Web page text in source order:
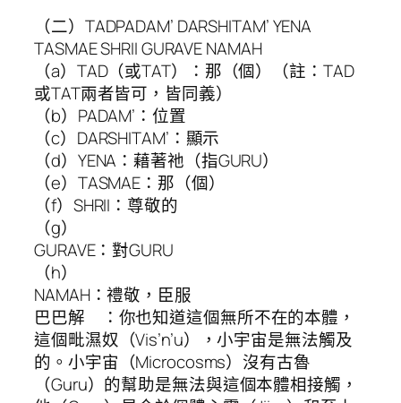
（二）TADPADAM’ DARSHITAM’ YENA
TASMAE SHRII GURAVE NAMAH
（a）TAD（或TAT）：那（個）（註：TAD
或TAT兩者皆可，皆同義）
（b）PADAM’：位置
（c）DARSHITAM’：顯示
（d）YENA：藉著祂（指GURU）
（e）TASMAE：那（個）
（f）SHRII：尊敬的
（g）
GURAVE：對GURU
（h）
NAMAH：禮敬，臣服
巴巴解 ：你也知道這個無所不在的本體，
這個毗濕奴（Vis’n’u），小宇宙是無法觸及
的。小宇宙（Microcosms）沒有古魯
（Guru）的幫助是無法與這個本體相接觸，